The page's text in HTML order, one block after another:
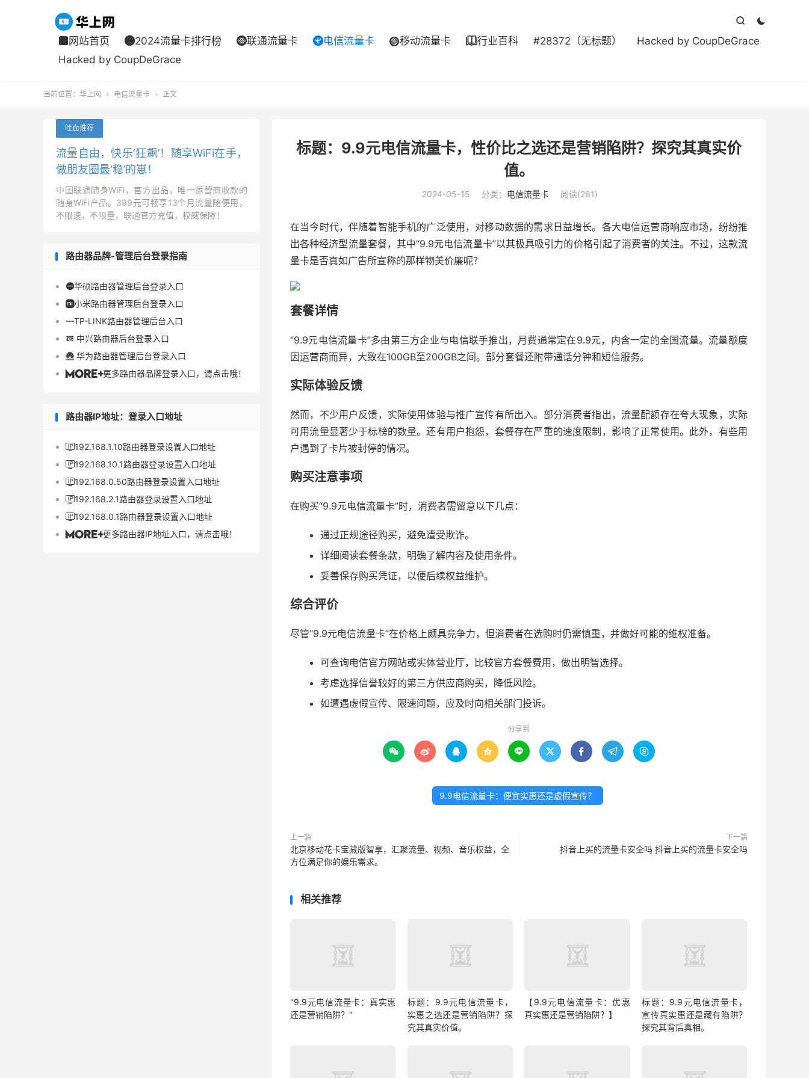


 网站首页 2024流量卡排行榜 联通流量卡 电信流量卡 移动流量卡 行业百科 #28372（无标题）
Hacked by CoupDeGrace
Hacked by CoupDeGrace
当前位置： 华上网  电信流量卡  正文
标题：9.9元电信流量卡，性价比之选还是营销陷阱？探究其真实价
值。
2024-05-15 分类： 电信流量卡 阅读(261)
在当今时代，伴随着智能手机的广泛使用，对移动数据的需求日益增长。各大电信运营商响应市场，纷纷推
出各种经济型流量套餐，其中“9.9元电信流量卡”以其极具吸引力的价格引起了消费者的关注。不过，这款流
量卡是否真如广告所宣称的那样物美价廉呢？
套餐详情
“9.9元电信流量卡”多由第三方企业与电信联手推出，月费通常定在9.9元，内含一定的全国流量。流量额度
因运营商而异，大致在100GB至200GB之间。部分套餐还附带通话分钟和短信服务。
实际体验反馈
然而，不少用户反馈，实际使用体验与推广宣传有所出入。部分消费者指出，流量配额存在夸大现象，实际
可用流量显著少于标榜的数量。还有用户抱怨，套餐存在严重的速度限制，影响了正常使用。此外，有些用
户遇到了卡片被封停的情况。
购买注意事项
在购买“9.9元电信流量卡”时，消费者需留意以下几点：
通过正规途径购买，避免遭受欺诈。
详细阅读套餐条款，明确了解内容及使用条件。
妥善保存购买凭证，以便后续权益维护。
综合评价
尽管“9.9元电信流量卡”在价格上颇具竞争力，但消费者在选购时仍需慎重，并做好可能的维权准备。
可查询电信官方网站或实体营业厅，比较官方套餐费用，做出明智选择。
考虑选择信誉较好的第三方供应商购买，降低风险。
如遭遇虚假宣传、限速问题，应及时向相关部门投诉。
分享到
        
9.9电信流量卡：便宜实惠还是虚假宣传？
上一篇
北京移动花卡宝藏版智享，汇聚流量、视频、音乐权益，全
方位满足你的娱乐需求。
下一篇
抖音上买的流量卡安全吗 抖音上买的流量卡安全吗
相关推荐
"9.9元电信流量卡：真实惠
还是营销陷阱？"
标题：9.9元电信流量卡，
实惠之选还是营销陷阱？探
究其真实价值。
【9.9元电信流量卡：优惠
真实惠还是营销陷阱？】
标题：9.9元电信流量卡，
宣传真实惠还是藏有陷阱？
探究其背后真相。
吐血推荐
流量自由，快乐‘狂飙’！随享WiFi在手，
做朋友圈最‘稳’的崽！
中国联通随身WiFi，官方出品，唯一运营商收款的
随身WiFi产品。399元可畅享13个月流量随便用，
不限速，不限量，联通官方充值，权威保障！
路由器品牌-管理后台登录指南
华硕路由器管理后台登录入口
小米路由器管理后台登录入口
TP-LINK路由器管理后台入口
 中兴路由器后台登录入口
 华为路由器管理后台登录入口
更多路由器品牌登录入口，请点击哦！
路由器IP地址：登录入口地址
192.168.1.10路由器登录设置入口地址
192.168.10.1路由器登录设置入口地址
192.168.0.50路由器登录设置入口地址
192.168.2.1路由器登录设置入口地址
192.168.0.1路由器登录设置入口地址
更多路由器IP地址入口，请点击哦！